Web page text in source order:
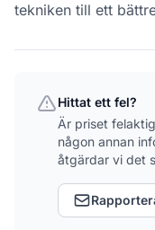
tekniken till ett
Hittat ett fel?
Är priset
någon annan
åtgärdar vi det